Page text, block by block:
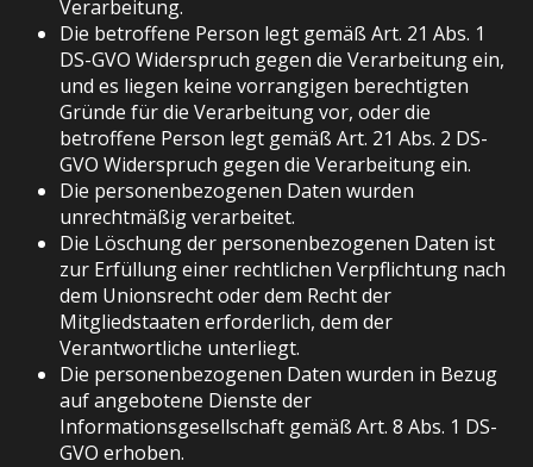
Verarbeitung.
Die betroffene Person legt gemäß Art. 21 Abs. 1
DS-GVO Widerspruch gegen die Verarbeitung ein,
und es liegen keine vorrangigen berechtigten
Gründe für die Verarbeitung vor, oder die
betroffene Person legt gemäß Art. 21 Abs. 2 DS-
GVO Widerspruch gegen die Verarbeitung ein.
Die personenbezogenen Daten wurden
unrechtmäßig verarbeitet.
Die Löschung der personenbezogenen Daten ist
zur Erfüllung einer rechtlichen Verpflichtung nach
dem Unionsrecht oder dem Recht der
Mitgliedstaaten erforderlich, dem der
Verantwortliche unterliegt.
Die personenbezogenen Daten wurden in Bezug
auf angebotene Dienste der
Informationsgesellschaft gemäß Art. 8 Abs. 1 DS-
GVO erhoben.